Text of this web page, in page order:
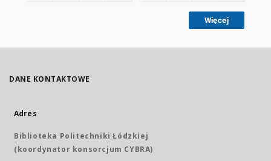
Więcej
DANE KONTAKTOWE
Adres
Biblioteka Politechniki Łódzkiej
(koordynator konsorcjum CYBRA)